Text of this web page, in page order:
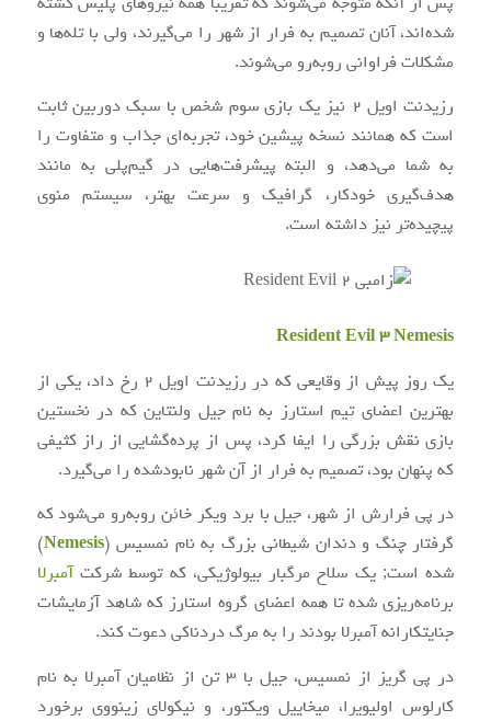
شده‌اند، آنان تصمیم به فرار از شهر را می‌گیرند، ولی با تله‌ها و
مشکلات فراوانی روبه‌رو می‌شوند.
رزیدنت اویل ۲ نیز یک بازی سوم شخص با سبک دوربین ثابت
است که همانند نسخه پیشین خود، تجربه‌ای جذاب و متفاوت را
به شما می‌دهد، و البته پیشرفت‌هایی در گیم‌پلی به مانند
هدف‌گیری خودکار، گرافیک و سرعت بهتر، سیستم منوی
پیچیده‌تر نیز داشته است.
Resident Evil 3 Nemesis
یک روز پیش از وقایعی که در رزیدنت اویل ۲ رخ داد، یکی از
بهترین اعضای تیم استارز به نام جیل ولنتاین که در نخستین
بازی نقش بزرگی را ایفا کرد، پس از پرده‌گشایی از راز کثیفی
که پنهان بود، تصمیم به فرار از آن شهر نابودشده را می‌گیرد.
در پی فرارش از شهر، جیل با برد ویکر خائن روبه‌رو می‌شود که
گرفتار چنگ و دندان شیطانی بزرگ به نام نمسیس (Nemesis
)
شده است; یک سلاح مرگبار بیولوژیکی، که توسط شرکتآمبرلا
برنامه‌ریزی شده تا همه اعضای گروه استارز که شاهد آزمایشات
جنایتکارانه آمبرلا بودند را به مرگ دردناکی دعوت کند.
در پی گریز از نمسیس، جیل با ۳ تن از نظامیان آمبرلا به نام
کارلوس اولیویرا، میخاییل ویکتور، و نیکولای زینووی برخورد